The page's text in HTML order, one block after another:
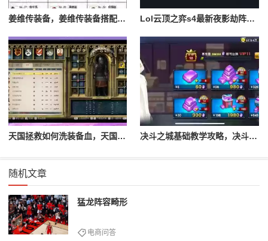
姜维传装备，姜维传装备搭配一览表最新 Lol云顶之弈s4最新夜影劫阵容搭配，云顶之奕夜影劫阵容
天国拯救如何洗装备血，天国拯救怎么洗衣服 决斗之城基础教学攻略，决斗之城教学攻略2111
随机文章
猛龙阵容畸形
电商问答